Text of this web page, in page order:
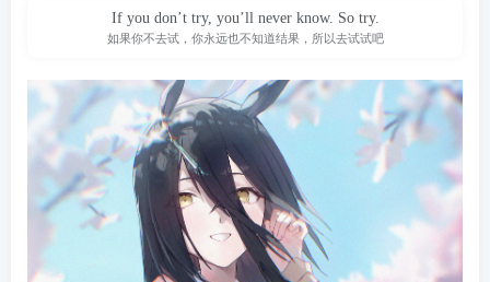
If you don’t try, you’ll never know. So try.
如果你不去试，你永远也不知道结果，所以去试试吧